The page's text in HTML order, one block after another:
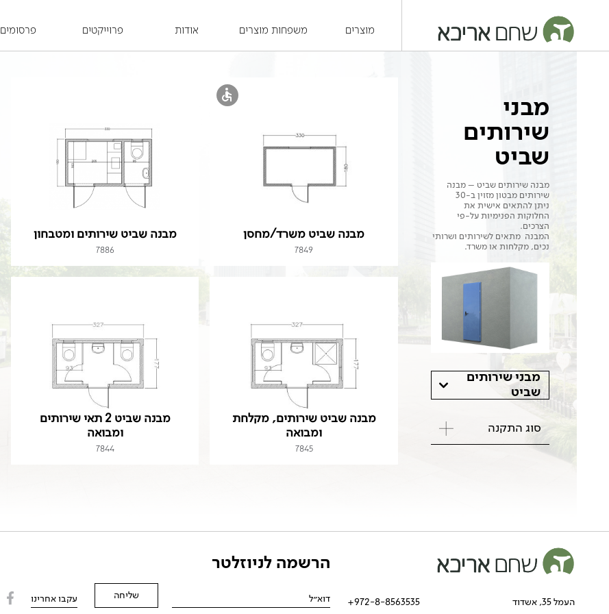
מוצרים משפחות מוצרים אודות פרוייקטים פרסומים
מבני
שירותים
שביט
מבנה שירותים שביט – מבנה
שירותים מבטון מזוין ב-30
ניתן להתאים אישית את
החלוקות הפנימיות על-פי
הצרכים.
המבנה מתאים לשירותים ושרותי
נכים, מקלחות או משרד.
מבני שירותים
שביט
סוג התקנה
מבנה שביט משרד/מחסן
7849
מבנה שביט שירותים ומטבחון
7886
מבנה שביט שירותים, מקלחת
ומבואה
7845
מבנה שביט 2 תאי שירותים
ומבואה
7844
העמל 35, אשדוד 972-8-8563535+
הרשמה לניוזלטר
עקבו אחרינו